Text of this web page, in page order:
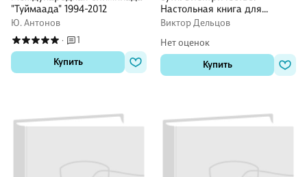
"Туймаада" 1994-2012
Ю. Антонов
·
1
Купить
Настольная книга для
углубленного изучения
Виктор Дельцов
Нет оценок
Купить